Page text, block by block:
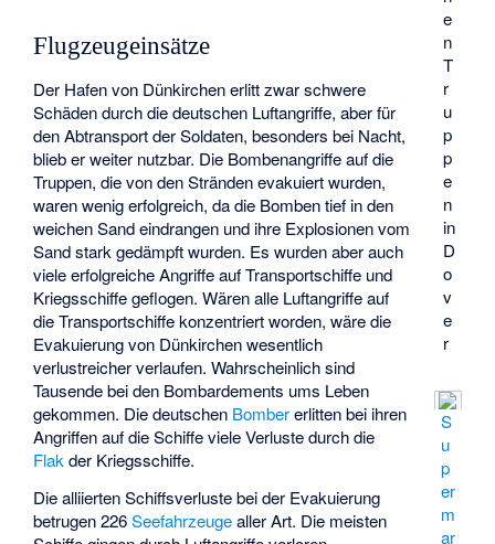
e
n
T
r
u
p
p
e
n
in
D
o
v
e
r
Flugzeugeinsätze
S
u
p
er
m
ar
Der Hafen von Dünkirchen erlitt zwar schwere
Schäden durch die deutschen Luftangriffe, aber für
den Abtransport der Soldaten, besonders bei Nacht,
blieb er weiter nutzbar. Die Bombenangriffe auf die
Truppen, die von den Stränden evakuiert wurden,
waren wenig erfolgreich, da die Bomben tief in den
weichen Sand eindrangen und ihre Explosionen vom
Sand stark gedämpft wurden. Es wurden aber auch
viele erfolgreiche Angriffe auf Transportschiffe und
Kriegsschiffe geflogen. Wären alle Luftangriffe auf
die Transportschiffe konzentriert worden, wäre die
Evakuierung von Dünkirchen wesentlich
verlustreicher verlaufen. Wahrscheinlich sind
Tausende bei den Bombardements ums Leben
gekommen. Die deutschen Bombererlitten bei ihren
Angriffen auf die Schiffe viele Verluste durch die
Flak der Kriegsschiffe.
Die alliierten Schiffsverluste bei der Evakuierung
betrugen 226Seefahrzeugealler Art. Die meisten